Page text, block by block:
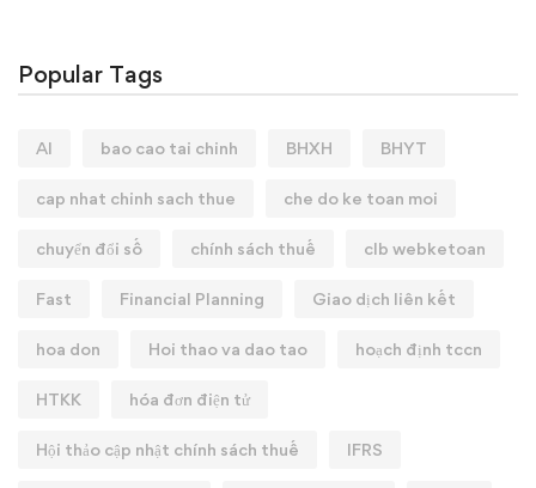
Popular Tags
AI bao cao tai chinh BHXH BHYT
cap nhat chinh sach thue che do ke toan moi
chuyển đổi số chính sách thuế clb webketoan
Fast Financial Planning Giao dịch liên kết
hoa don Hoi thao va dao tao hoạch định tccn
HTKK hóa đơn điện tử
Hội thảo cập nhật chính sách thuế IFRS